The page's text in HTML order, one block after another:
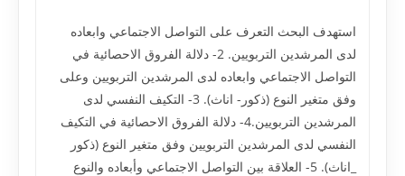
استهدف البحث التعرف على التواصل الاجتماعي وابعاده
لدى المرشدين التربويين. 2- دلالة الفروق الاحصائية في
التواصل الاجتماعي وابعاده لدى المرشدين التربويين وعلى
وفق متغير النوع (ذكور- اناث). 3- التكيف النفسي لدى
المرشدين التربويين.4- دلالة الفروق الاحصائية في التكيف
النفسي لدى المرشدين التربويين وفق متغير النوع (ذكور
_اناث). 5- العلاقة بين التواصل الاجتماعي وأبعاده والنوع